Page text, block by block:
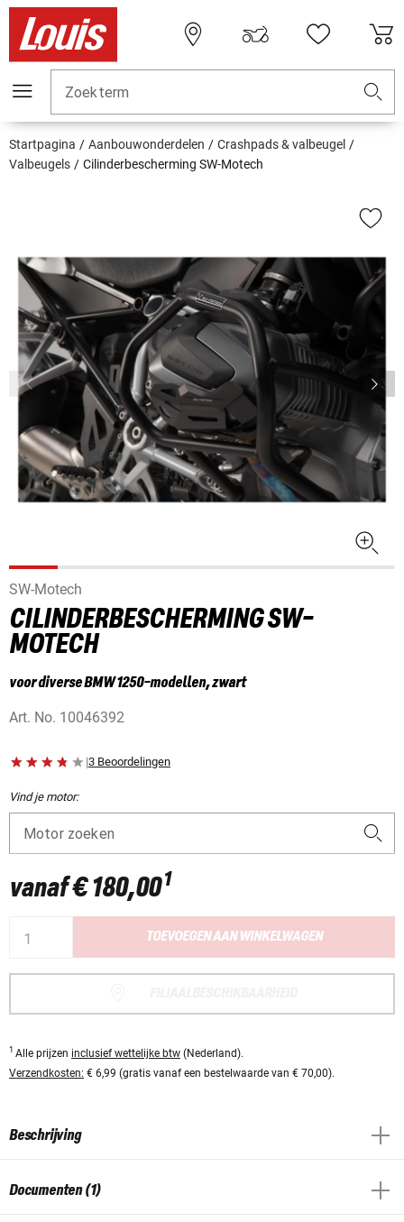
Zoekterm
Startpagina Aanbouwonderdelen
Crashpads & valbeugel
Valbeugels
Cilinderbescherming SW-Motech
SW-Motech
CILINDERBESCHERMING SW-
MOTECH
voor diverse BMW 1250-modellen, zwart
Art. No. 10046392
|3 Beoordelingen
Vind je motor:
Motor zoeken
vanaf€ 180,001
TOEVOEGEN AAN WINKELWAGEN
1 Alle prijzen inclusief wettelijke btw (Nederland).
Verzendkosten: € 6,99 (gratis vanaf een bestelwaarde van € 70,00).
Beschrijving
Documenten (1)